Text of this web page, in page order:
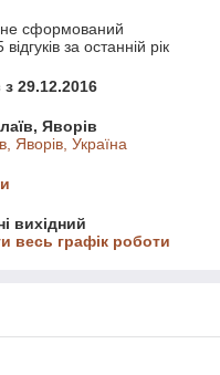
не сформований
за останній рік
29.12.2016
Яворів
Яворів, Україна
вихідний
весь графік роботи